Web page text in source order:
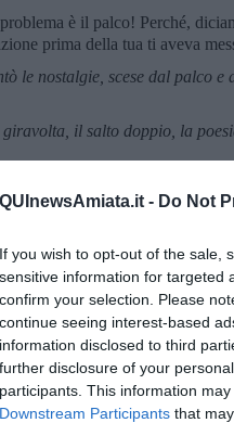
QUInewsAmiata.it - Do Not
If you wish to opt-out of the sale,
sensitive information for targeted
confirm your selection. Please
continue seeing interest-based
information disclosed to third
further disclosure of your
participants. This information
Downstream Participants that
è il palco! Perché,
prima della tua ti aveva
le nostalgie, scese dal palco e
il salto doppio, la
crede, sì, chiude gli occhi e
da bambino hai continuato a
è venuto?". Ora sono
George Harrison che permise
Leonard Cohen che permise a
assassino. Cosa posso dire?
di perdonarti. Sono
o per me, bene, il tuo nemico